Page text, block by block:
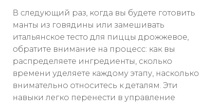
В следующий раз, когда вы будете готовить
манты из говядины или замешивать
итальянское тесто для пиццы дрожжевое,
обратите внимание на процесс: как вы
распределяете ингредиенты, сколько
времени уделяете каждому этапу, насколько
внимательно относитесь к деталям. Эти
навыки легко перенести в управление